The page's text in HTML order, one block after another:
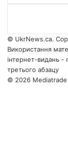
© UkrNews.ca.
Використання
інтернет-видань
третього абзацу
© 2026 Mediatrade